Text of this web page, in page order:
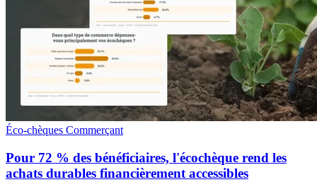
Éco-chèques Commerçant
Pour 72 % des bénéficiaires, l'écochèque rend les
achats durables financièrement accessibles